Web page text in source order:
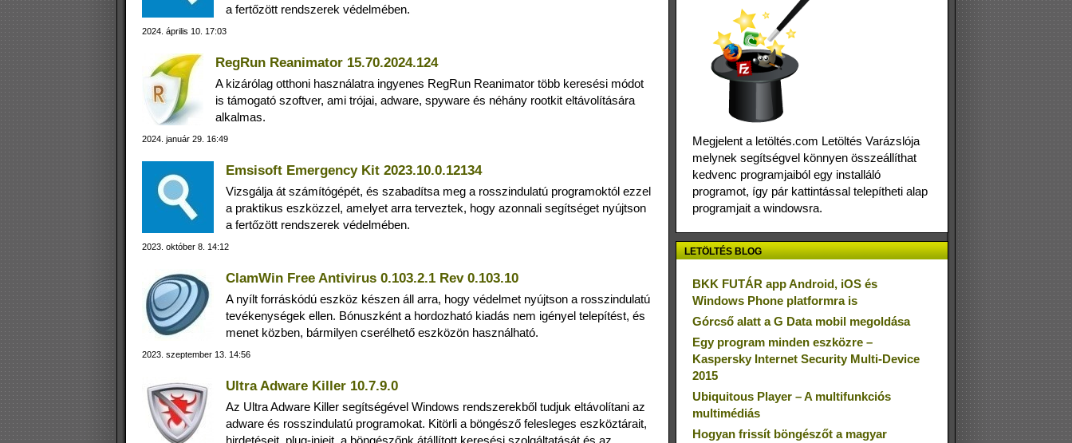
a fertőzött rendszerek védelmében.
2024. április 10. 17:03
RegRun Reanimator 15.70.2024.124
A kizárólag otthoni használatra ingyenes RegRun Reanimator több keresési módot
is támogató szoftver, ami trójai, adware, spyware és néhány rootkit eltávolítására
alkalmas.
2024. január 29. 16:49
Emsisoft Emergency Kit 2023.10.0.12134
Vizsgálja át számítógépét, és szabadítsa meg a rosszindulatú programoktól ezzel
a praktikus eszközzel, amelyet arra terveztek, hogy azonnali segítséget nyújtson
a fertőzött rendszerek védelmében.
2023. október 8. 14:12
ClamWin Free Antivirus 0.103.2.1 Rev 0.103.10
A nyílt forráskódú eszköz készen áll arra, hogy védelmet nyújtson a rosszindulatú
tevékenységek ellen. Bónuszként a hordozható kiadás nem igényel telepítést, és
menet közben, bármilyen cserélhető eszközön használható.
2023. szeptember 13. 14:56
Ultra Adware Killer 10.7.9.0
Az Ultra Adware Killer segítségével Windows rendszerekből tudjuk eltávolítani az
adware és rosszindulatú programokat. Kitörli a böngésző felesleges eszköztárait,
hirdetéseit, plug-injeit, a böngészőnk átállított keresési szolgáltatását és az
Megjelent a letöltés.com Letöltés Varázslója
melynek segítségvel könnyen összeállíthat
kedvenc programjaiból egy installáló
programot, így pár kattintással telepítheti alap
programjait a windowsra.
LETÖLTÉS BLOG
BKK FUTÁR app Android, iOS és
Windows Phone platformra is
Górcső alatt a G Data mobil megoldása
Egy program minden eszközre –
Kaspersky Internet Security Multi-Device
2015
Ubiquitous Player – A multifunkciós
multimédiás
Hogyan frissít böngészőt a magyar